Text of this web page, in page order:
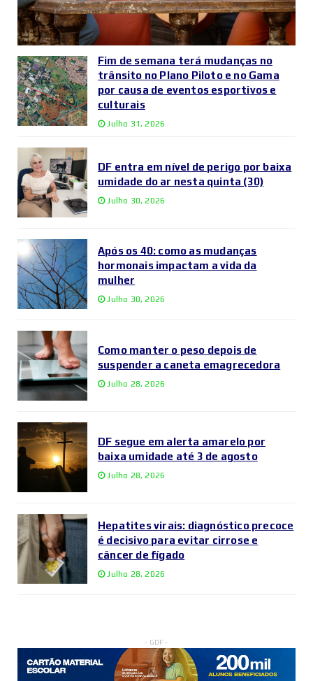
Fim de semana terá mudanças no
trânsito no Plano Piloto e no Gama
por causa de eventos esportivos e
culturais
Julho 31, 2026
DF entra em nível de perigo por baixa
umidade do ar nesta quinta (30)
Julho 30, 2026
Após os 40: como as mudanças
hormonais impactam a vida da
mulher
Julho 30, 2026
Como manter o peso depois de
suspender a caneta emagrecedora
Julho 28, 2026
DF segue em alerta amarelo por
baixa umidade até 3 de agosto
Julho 28, 2026
Hepatites virais: diagnóstico precoce
é decisivo para evitar cirrose e
câncer de fígado
Julho 28, 2026
- GDF -